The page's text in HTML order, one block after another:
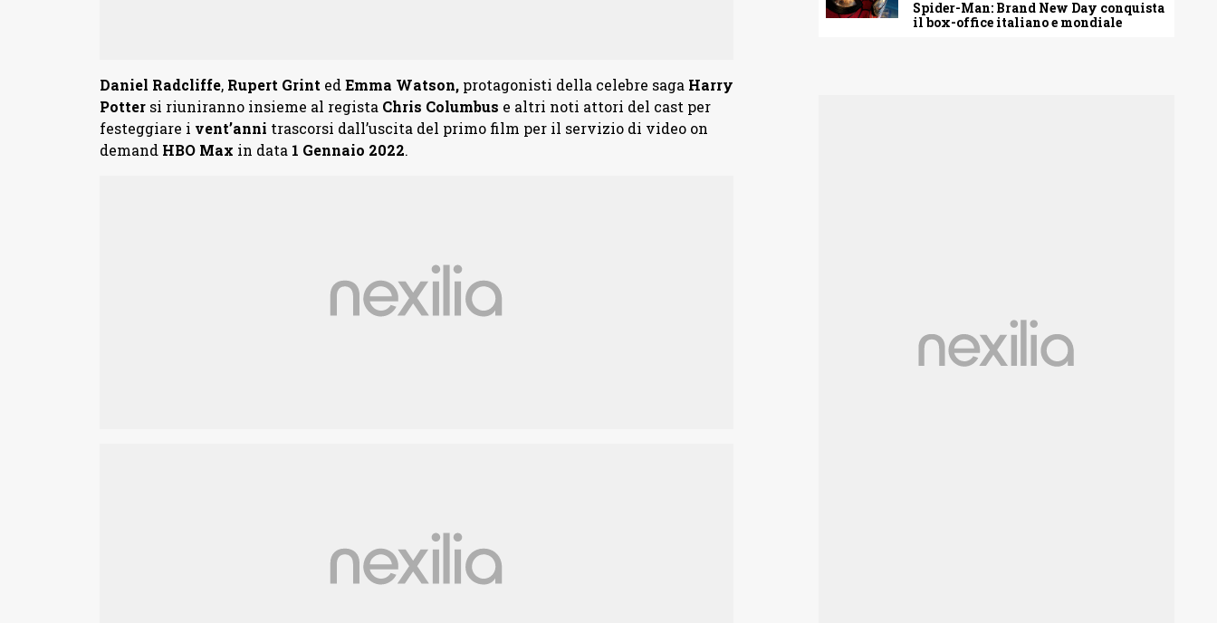
Daniel Radcliffe, Rupert Grint edEmma Watson, protagonisti della celebre saga Harry
Pottersi riuniranno insieme al regista Chris Columbus e altri noti attori del cast per
festeggiare i vent’anni trascorsi dall’uscita del primo film per il servizio di video on
demand HBO Max in data 1 Gennaio 2022.
Spider-Man: Brand New Day conquista
il box-office italiano e mondiale